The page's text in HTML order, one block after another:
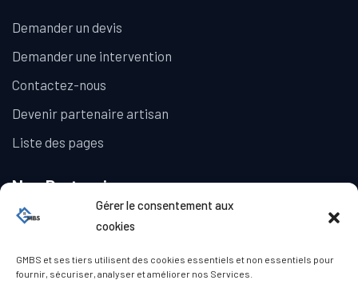
Gérer le consentement aux
cookies
GMBS et ses tiers utilisent des cookies essentiels et non essentiels pour
fournir, sécuriser, analyser et améliorer nos Services.
Demander un devis
Demander une intervention
Contactez-nous
Devenir partenaire artisan
Liste des pages
Nos Partenaires
La Galerie Immobilière